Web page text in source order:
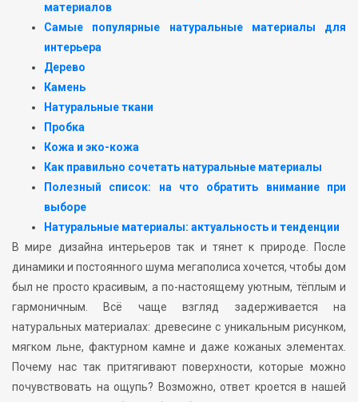
материалов
Самые популярные натуральные материалы для
интерьера
Дерево
Камень
Натуральные ткани
Пробка
Кожа и эко-кожа
Как правильно сочетать натуральные материалы
Полезный список: на что обратить внимание при
выборе
Натуральные материалы: актуальность и тенденции
В мире дизайна интерьеров так и тянет к природе. После
динамики и постоянного шума мегаполиса хочется, чтобы дом
был не просто красивым, а по-настоящему уютным, тёплым и
гармоничным. Всё чаще взгляд задерживается на
натуральных материалах: древесине с уникальным рисунком,
мягком льне, фактурном камне и даже кожаных элементах.
Почему нас так притягивают поверхности, которые можно
почувствовать на ощупь? Возможно, ответ кроется в нашей